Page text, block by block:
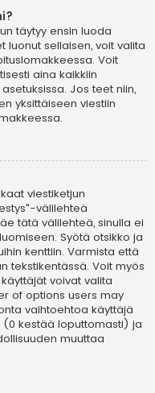
täytyy ensin luoda
luonut sellaisen, voit valita
Voit
aina kaikkiin
Jos teet niin,
yksittäiseen viestiin
viestiketjun
välilehteä
tätä välilehteä, sinulla ei
Syötä otsikko ja
kenttiin. Varmista että
tekstikentässä. Voit myös
voivat valita
of options users may
vaihtoehtoa käyttäjä
(0 kestää loputtomasti) ja
muuttaa